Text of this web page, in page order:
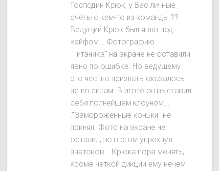
Господин Крюк, у Вас личные
счёты с кем-то из команды ??
Ведущий Крюк был явнo под
кайфом... Фотографию
"Титаника" на экране не оставили
явно по ошибке. Но ведущему
это честно признать оказалось
не по силам. В итоге он выставил
себя полнейшем клоуном...
."Замороженные коньки" не
принял. Фото на экране не
оставил, но в этом упрекнул
знатоков... Крюка пора менять,
кроме четкой дикции ему нечем